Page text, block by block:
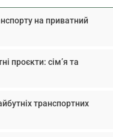
на приватний
проєкти: сім’я та
транспортних